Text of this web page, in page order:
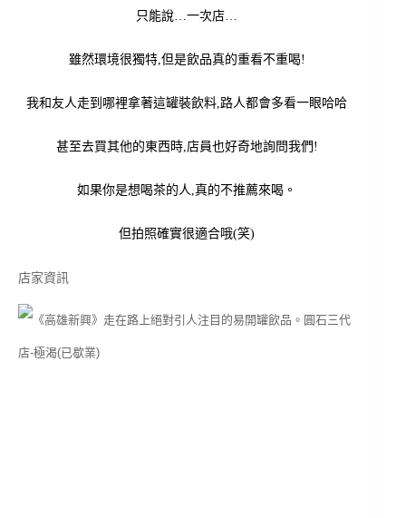
只能說…一次店…
雖然環境很獨特,但是飲品真的重看不重喝!
我和友人走到哪裡拿著這罐裝飲料,路人都會多看一眼哈哈
甚至去買其他的東西時,店員也好奇地詢問我們!
如果你是想喝茶的人,真的不推薦來喝。
但拍照確實很適合哦(笑)
店家資訊